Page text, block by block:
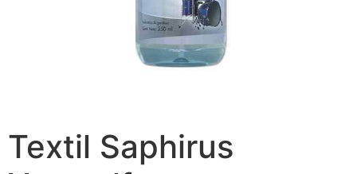
Textil Saphirus